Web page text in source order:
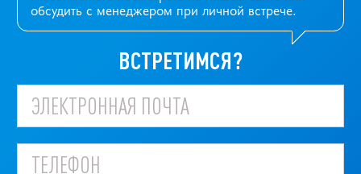
обсудить с менеджером при личной встрече.
ВСТРЕТИМСЯ?